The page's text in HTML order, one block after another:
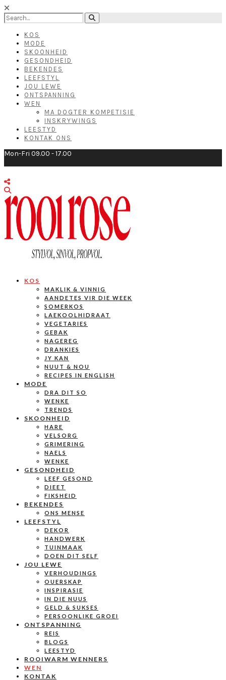
KOS
MODE
SKOONHEID
GESONDHEID
BEKENDES
LEEFSTYL
JOU LEWE
ONTSPANNING
WEN
MA DOGTER KOMPETISIE
INSKRYWINGS
LEESTYD
KONTAK ONS
Mon-Fri 09.00 - 17.00
KOS
MAKLIK & VINNIG
AANDETES VIR DIE WEEK
SOMERKOS
LAEKOOLHIDRAAT
VEGETARIES
GEBAK
NAGEREG
DRANKIES
JY KAN
NUUT & NOU
RECIPES IN ENGLISH
MODE
DRA DIT SO
WENKE
TRENDS
SKOONHEID
HARE
VELSORG
GRIMERING
NAELS
WENKE
GESONDHEID
LEEF GESOND
DIEET
FIKSHEID
BEKENDES
ONS MENSE
LEEFSTYL
DEKOR
HANDWERK
TUINMAAK
DOEN DIT SELF
JOU LEWE
VERHOUDINGS
OUERSKAP
INSPIRASIE
IN DIE NUUS
GELD & SUKSES
PERSOONLIKE GROEI
ONTSPANNING
REIS
BLOGS
LEESTYD
ROOIWARM WENNERS
WEN
KONTAK